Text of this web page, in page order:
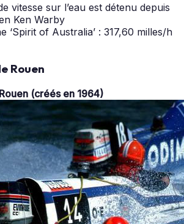
vitesse sur l’eau est détenu depuis
Ken Warby
‘Spirit of Australia’ : 317,60 milles/h
Rouen
(créés en 1964)